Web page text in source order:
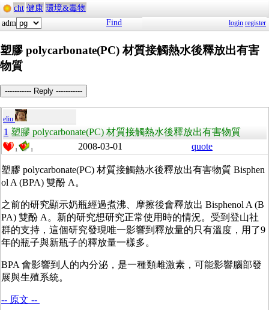
cht 健康 環境&毒物
adm
Find login register
塑膠 polycarbonate(PC) 材質接觸熱水後釋放出有害
物質
----------- Reply -----------
eliu
1 塑膠 polycarbonate(PC) 材質接觸熱水後釋放出有害物質
1 1 2008-03-01 quote
塑膠 polycarbonate(PC) 材質接觸熱水後釋放出有害物質 Bisphen
ol A (BPA) 雙酚 A。
之前的研究顯示奶瓶經過煮沸、摩擦後會釋放出 Bisphenol A (B
PA) 雙酚 A。新的研究想研究正常使用時的情況。受到登山社
群的支持，這個研究發現唯一影響到釋放量的只有溫度，用了9
年的瓶子與新瓶子的釋放量一樣多。
BPA 會影響到人的內分泌，是一種類雌激素，可能影響腦部發
展與生殖系統。
-- 原文 --